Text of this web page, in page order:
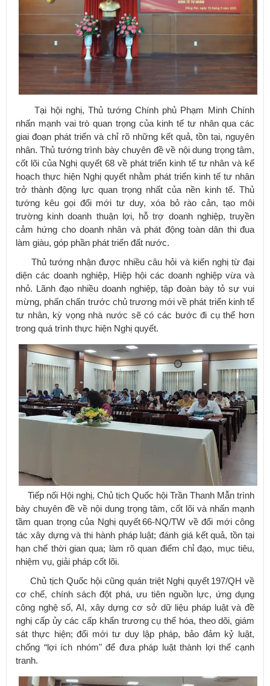
Tại hội nghị, Thủ tướng Chính phủ Phạm Minh Chính
nhấn mạnh vai trò quan trọng của kinh tế tư nhân qua các
giai đoạn phát triển và chỉ rõ những kết quả, tồn tại, nguyên
nhân. Thủ tướng trình bày chuyên đề về nội dung trọng tâm,
cốt lõi của Nghị quyết 68 về phát triển kinh tế tư nhân và kế
hoạch thực hiện Nghị quyết nhằm phát triển kinh tế tư nhân
trở thành động lực quan trọng nhất của nền kinh tế. Thủ
tướng kêu gọi đổi mới tư duy, xóa bỏ rào cản, tạo môi
trường kinh doanh thuận lợi, hỗ trợ doanh nghiệp, truyền
cảm hứng cho doanh nhân và phát động toàn dân thi đua
làm giàu, góp phần phát triển đất nước.
Thủ tướng nhận được nhiều câu hỏi và kiến nghị từ đại
diện các doanh nghiệp, Hiệp hội các doanh nghiệp vừa và
nhỏ. Lãnh đạo nhiều doanh nghiệp, tập đoàn bày tỏ sự vui
mừng, phấn chấn trước chủ trương mới về phát triển kinh tế
tư nhân, kỳ vọng nhà nước sẽ có các bước đi cụ thể hơn
trong quá trình thực hiện Nghị quyết.
Tiếp nối Hội nghị, Chủ tịch Quốc hội Trần Thanh Mẫn trình
bày chuyên đề về nội dung trọng tâm, cốt lõi và nhấn mạnh
tầm quan trọng của Nghị quyết 66-NQ/TW về đổi mới công
tác xây dựng và thi hành pháp luật; đánh giá kết quả, tồn tại
hạn chế thời gian qua; làm rõ quan điểm chỉ đạo, mục tiêu,
nhiệm vụ, giải pháp cốt lõi.
Chủ tịch Quốc hội cũng quán triệt Nghị quyết 197/QH về
cơ chế, chính sách đột phá, ưu tiên nguồn lực, ứng dụng
công nghệ số, AI, xây dựng cơ sở dữ liệu pháp luật và đề
nghị cấp ủy các cấp khẩn trương cụ thể hóa, theo dõi, giám
sát thực hiện; đổi mới tư duy lập pháp, bảo đảm kỷ luật,
chống “lợi ích nhóm" để đưa pháp luật thành lợi thế cạnh
tranh.